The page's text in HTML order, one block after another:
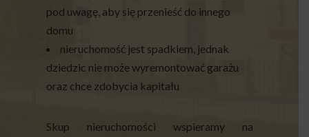
pod uwagę, aby się przenieść do innego
domu
nieruchomość jest spadkiem, jednak
dziedzic nie może wyremontować garażu
oraz chce zdobycia kapitału
Skup nieruchomości wspieramy na